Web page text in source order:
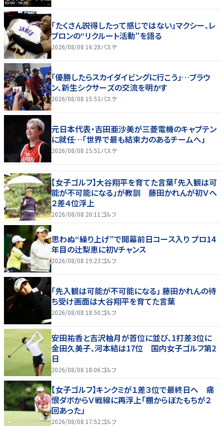
「たくさん説得したって感じではない」マクシー、レ
ブロンの“リクルート活動”を語る
2026/08/08 16:28バスケ
「優勝したらスカイダイビングに行こう」…ブラウ
ン、新生シクサーズの交流を明かす
2026/08/08 15:53バスケ
元日本代表・吉田亜沙美が三菱電機のキャプテン
に就任…「世界で最も結束力のあるチームへ」
2026/08/08 15:51 バスケ
【女子ゴルフ】大谷翔平を育てた言葉「先入観は可
能が不可能になる」が教訓 藤田かれんが初Ｖへ
２差４位浮上
2026/08/08 20:11 ゴルフ
思わぬ“繰り上げ”で開幕前日コース入り プロ14
年目の辻梨恵に初Vチャンス
2026/08/08 19:23ゴルフ
「先入観は可能が不可能になる」 藤田かれんの待
ち受け画面は大谷翔平を育てた言葉
2026/08/08 18:50ゴルフ
安田祐香と吉沢柚月が首位に並び、1打差3位に
金田久美子、河本結は17位 国内女子ゴルフ第2
日
2026/08/08 18:06ゴルフ
【女子ゴルフ】キンクミが１差３位で最終日へ 痛
恨ダボからＶ戦線に再浮上「棚からぼたもちが２
回あった」
2026/08/08 17:52ゴルフ